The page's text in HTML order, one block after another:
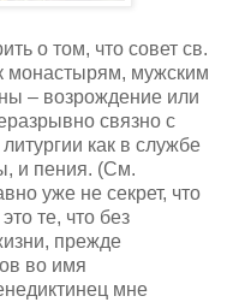
о том, что совет св.
монастырям, мужским
– возрождение или
связно с
как в службе
и пения. (См.
уже не секрет, что
те, что без
прежде
во имя
мне